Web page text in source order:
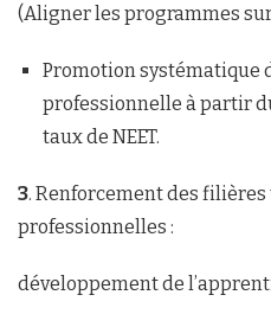
(Aligner les programmes
Promotion systématique
professionnelle à partir
taux de NEET.
3. Renforcement des
professionnelles :
développement de